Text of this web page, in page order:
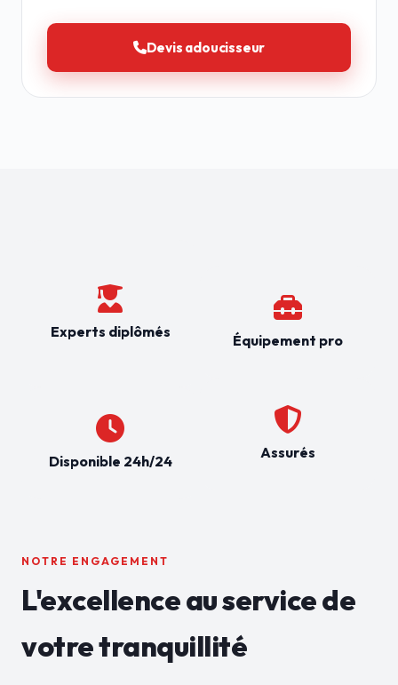
Devis adoucisseur
Experts diplômés
Disponible 24h/24
Équipement pro
Assurés
NOTRE ENGAGEMENT
L'excellence au service de
votre tranquillité